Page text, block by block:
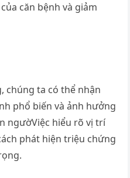
căn bệnh và giảm
chúng ta có thể nhận
phổ biến và ảnh hưởng
ngườViệc hiểu rõ vị trí
phát hiện triệu chứng